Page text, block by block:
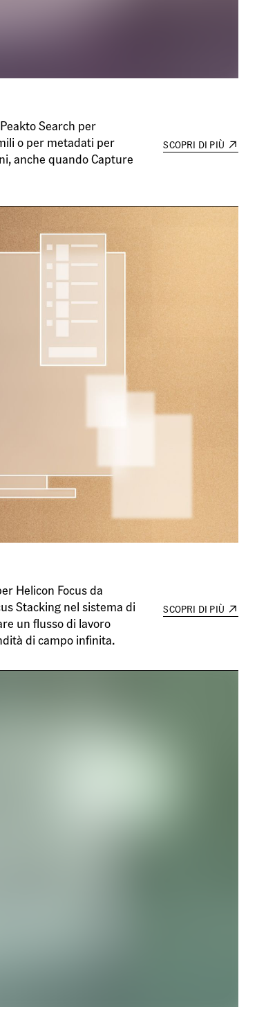
Search per
o per metadati per
anche quando Capture
SCOPRI DI PIÙ
Helicon Focus da
Stacking nel sistema di
un flusso di lavoro
di campo infinita.
SCOPRI DI PIÙ